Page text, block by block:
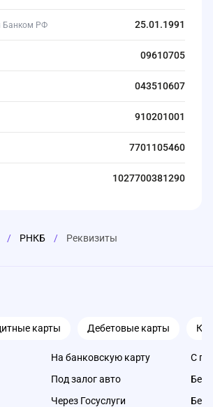
Банком РФ 25.01.1991
09610705
043510607
910201001
7701105460
1027700381290
/ РНКБ / Реквизиты
карты Дебетовые карты
На банковскую карту
Под залог авто
Через Госуслуги
С
Без
Без